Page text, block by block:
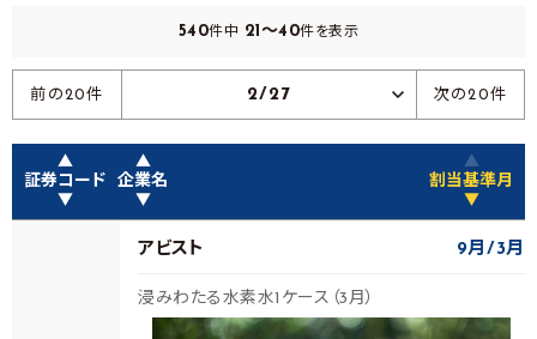
540件中 21～40件を表示
前の20件 2/27 次の20件
▲
証券コード
▼
▲
企業名
▼
▲
割当基準月
▼
アビスト 9月 3月
浸みわたる水素水1ケース（3月）